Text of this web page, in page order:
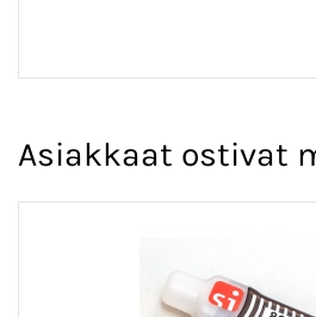
Asiakkaat ostivat